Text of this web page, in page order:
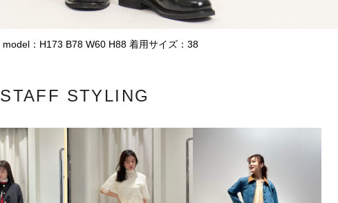
model：H173 B78 W60 H88 着用サイズ：38
STAFF STYLING